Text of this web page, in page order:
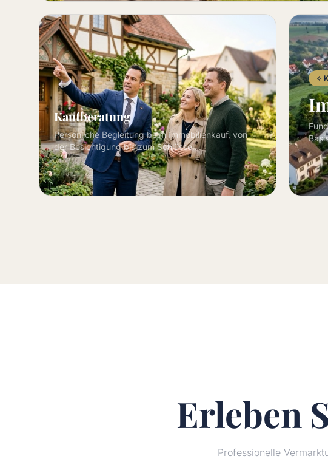
Kaufberatung
Persönliche Begleitung beim Immobilienkauf, von
der Besichtigung bis zum Schlüssel.
Erleben
Professionelle